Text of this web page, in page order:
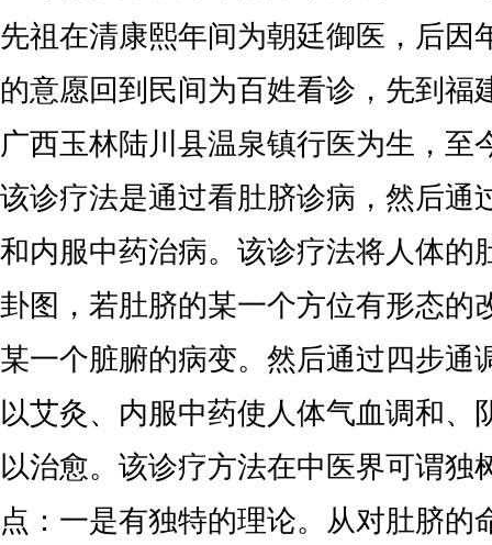
先祖在清康熙年间为朝廷御医，后因
的意愿回到民间为百姓看诊，先到福
广西玉林陆川县温泉镇行医为生，至
该诊疗法是通过看肚脐诊病，然后通
和内服中药治病。该诊疗法将人体的
卦图，若肚脐的某一个方位有形态的
某一个脏腑的病变。然后通过四步通
以艾灸、内服中药使人体气血调和、
以治愈。该诊疗方法在中医界可谓独
点：一是有独特的理论。从对肚脐的